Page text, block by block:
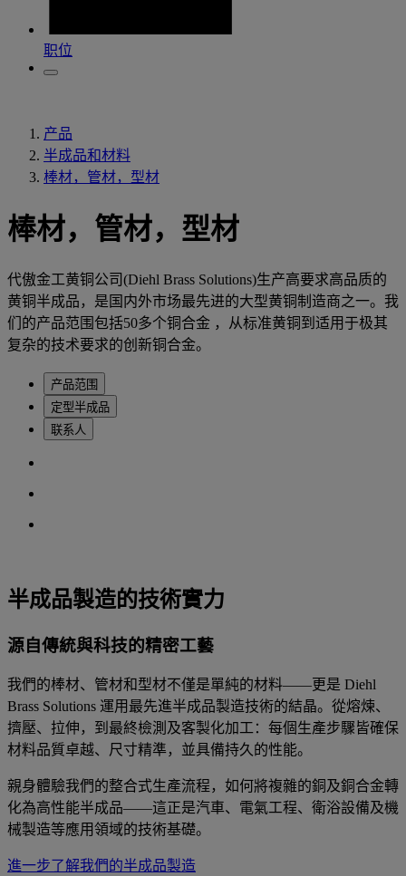
职位
产品
半成品和材料
棒材，管材，型材
棒材，管材，型材
代傲金工黄铜公司(Diehl Brass Solutions)生产高要求高品质的
黄铜半成品，是国内外市场最先进的大型黄铜制造商之一。我
们的产品范围包括50多个铜合金 ，从标准黄铜到适用于极其
复杂的技术要求的创新铜合金。
产品范围
定型半成品
联系人
半成品製造的技術實力
源自傳統與科技的精密工藝
我們的棒材、管材和型材不僅是單純的材料——更是 Diehl
Brass Solutions 運用最先進半成品製造技術的結晶。從熔煉、
擠壓、拉伸，到最終檢測及客製化加工：每個生產步驟皆確保
材料品質卓越、尺寸精準，並具備持久的性能。
親身體驗我們的整合式生產流程，如何將複雜的銅及銅合金轉
化為高性能半成品——這正是汽車、電氣工程、衛浴設備及機
械製造等應用領域的技術基礎。
進一步了解我們的半成品製造